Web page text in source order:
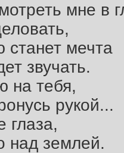
мне в
станет мечта
звучать.
на тебя,
рукой...
глаза,
над землей.